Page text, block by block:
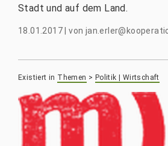
Stadt und auf dem Land.
18.01.2017 |von
Existiert in Themen > Politik | Wirtschaft